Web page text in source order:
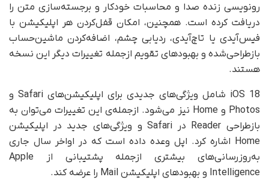
رونویسی زنده صدا و محاسبات خودکار و برجسته‌سازی متن را
دریافت کرده است. همچنین، امکان قفل‌کردن هر اپلیکیشن با
فیس‌آیدی یا تاچ‌آیدی، ردیابی چشم، اضافه‌کردن ماشین‌حساب
بازطراحی‌شده و بهبودهای تقویم از‌جمله تغییرات دیگر این نسخه
هستند.
iOS 18 شامل ویژگی‌های جدیدی برای اپلیکیشن‌های Safari و
Photos و Home نیز می‌شود. ازجمله‌ی این تغییرات می‌توان به
بازطراحی Reader در Safari و ویژگی‌های جدید در اپلیکیشن
Home اشاره کرد. اپل وعده داده است که در اواخر سال جاری
به‌روزرسانی‌های بیشتری از‌جمله پشتیبانی از Apple
Intelligence و بهبودهای اپلیکیشن Mail را عرضه کند.